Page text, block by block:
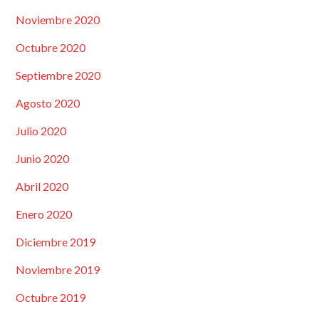
Noviembre 2020
Octubre 2020
Septiembre 2020
Agosto 2020
Julio 2020
Junio 2020
Abril 2020
Enero 2020
Diciembre 2019
Noviembre 2019
Octubre 2019